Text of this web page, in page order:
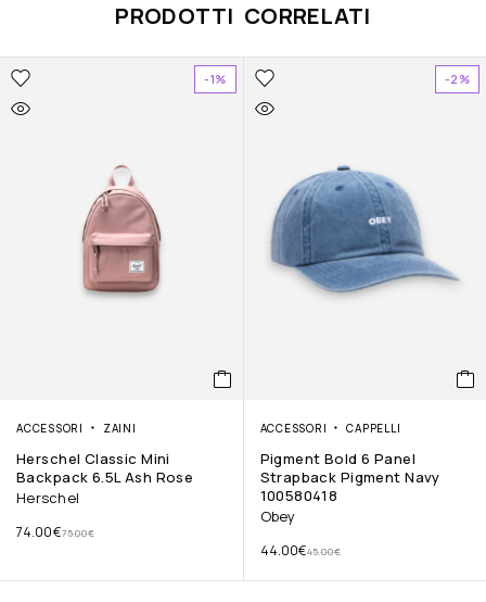
PRODOTTI CORRELATI
-1%
ACCESSORI ZAINI
Herschel Classic Mini
Backpack 6.5L Ash Rose
Herschel
75.00€
74.00€
-2%
ACCESSORI CAPPELLI
Pigment Bold 6 Panel
Strapback Pigment Navy
100580418
Obey
45.00€
44.00€